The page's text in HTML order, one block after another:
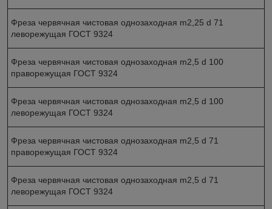
Фреза червячная чистовая однозаходная m2,25 d 71
леворежущая ГОСТ 9324
Фреза червячная чистовая однозаходная m2,5 d 100
праворежущая ГОСТ 9324
Фреза червячная чистовая однозаходная m2,5 d 100
леворежущая ГОСТ 9324
Фреза червячная чистовая однозаходная m2,5 d 71
праворежущая ГОСТ 9324
Фреза червячная чистовая однозаходная m2,5 d 71
леворежущая ГОСТ 9324